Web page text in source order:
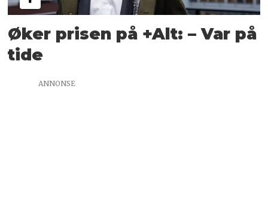
Øker prisen på +Alt: – Var på
tide
ANNONSE